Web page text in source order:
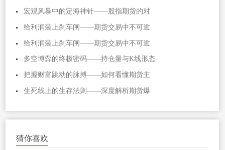
宏观风暴中的定海神针——股指期货的对
给利润装上刹车闸——期货交易中不可逾
给利润装上刹车闸——期货交易中不可逾
多空博弈的终极密码——持仓量与K线形态
把握财富跳动的脉搏——如何看懂期货主
生死线上的生存法则——深度解析期货爆
猜你喜欢